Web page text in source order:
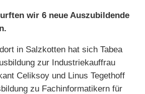
wir 6 neue Auszubildende
in Salzkotten hat sich Tabea
zur Industriekauffrau
Celiksoy und Linus Tegethoff
zu Fachinformatikern für